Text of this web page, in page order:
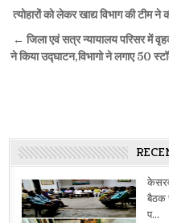
Post
navigation
त्योहारों को लेकर खाद्य विभाग की टीम
← जिला एवं सत्र न्यायालय परिसर में
ने किया उद्घाटन,विभागो ने लगाए 50
बैठक
प…